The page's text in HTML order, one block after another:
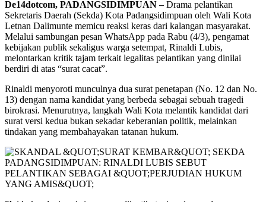
De14dotcom, PADANGSIDIMPUAN –Drama pelantikan
Sekretaris Daerah (Sekda) Kota Padangsidimpuan oleh Wali Kota
Letnan Dalimunte memicu reaksi keras dari kalangan masyarakat.
Melalui sambungan pesan WhatsApp pada Rabu (4/3), pengamat
kebijakan publik sekaligus warga setempat, Rinaldi Lubis,
melontarkan kritik tajam terkait legalitas pelantikan yang dinilai
berdiri di atas “surat cacat”.
​Rinaldi menyoroti munculnya dua surat penetapan (No. 12 dan No.
13) dengan nama kandidat yang berbeda sebagai sebuah tragedi
birokrasi. Menurutnya, langkah Wali Kota melantik kandidat dari
surat versi kedua bukan sekadar keberanian politik, melainkan
tindakan yang membahayakan tatanan hukum.